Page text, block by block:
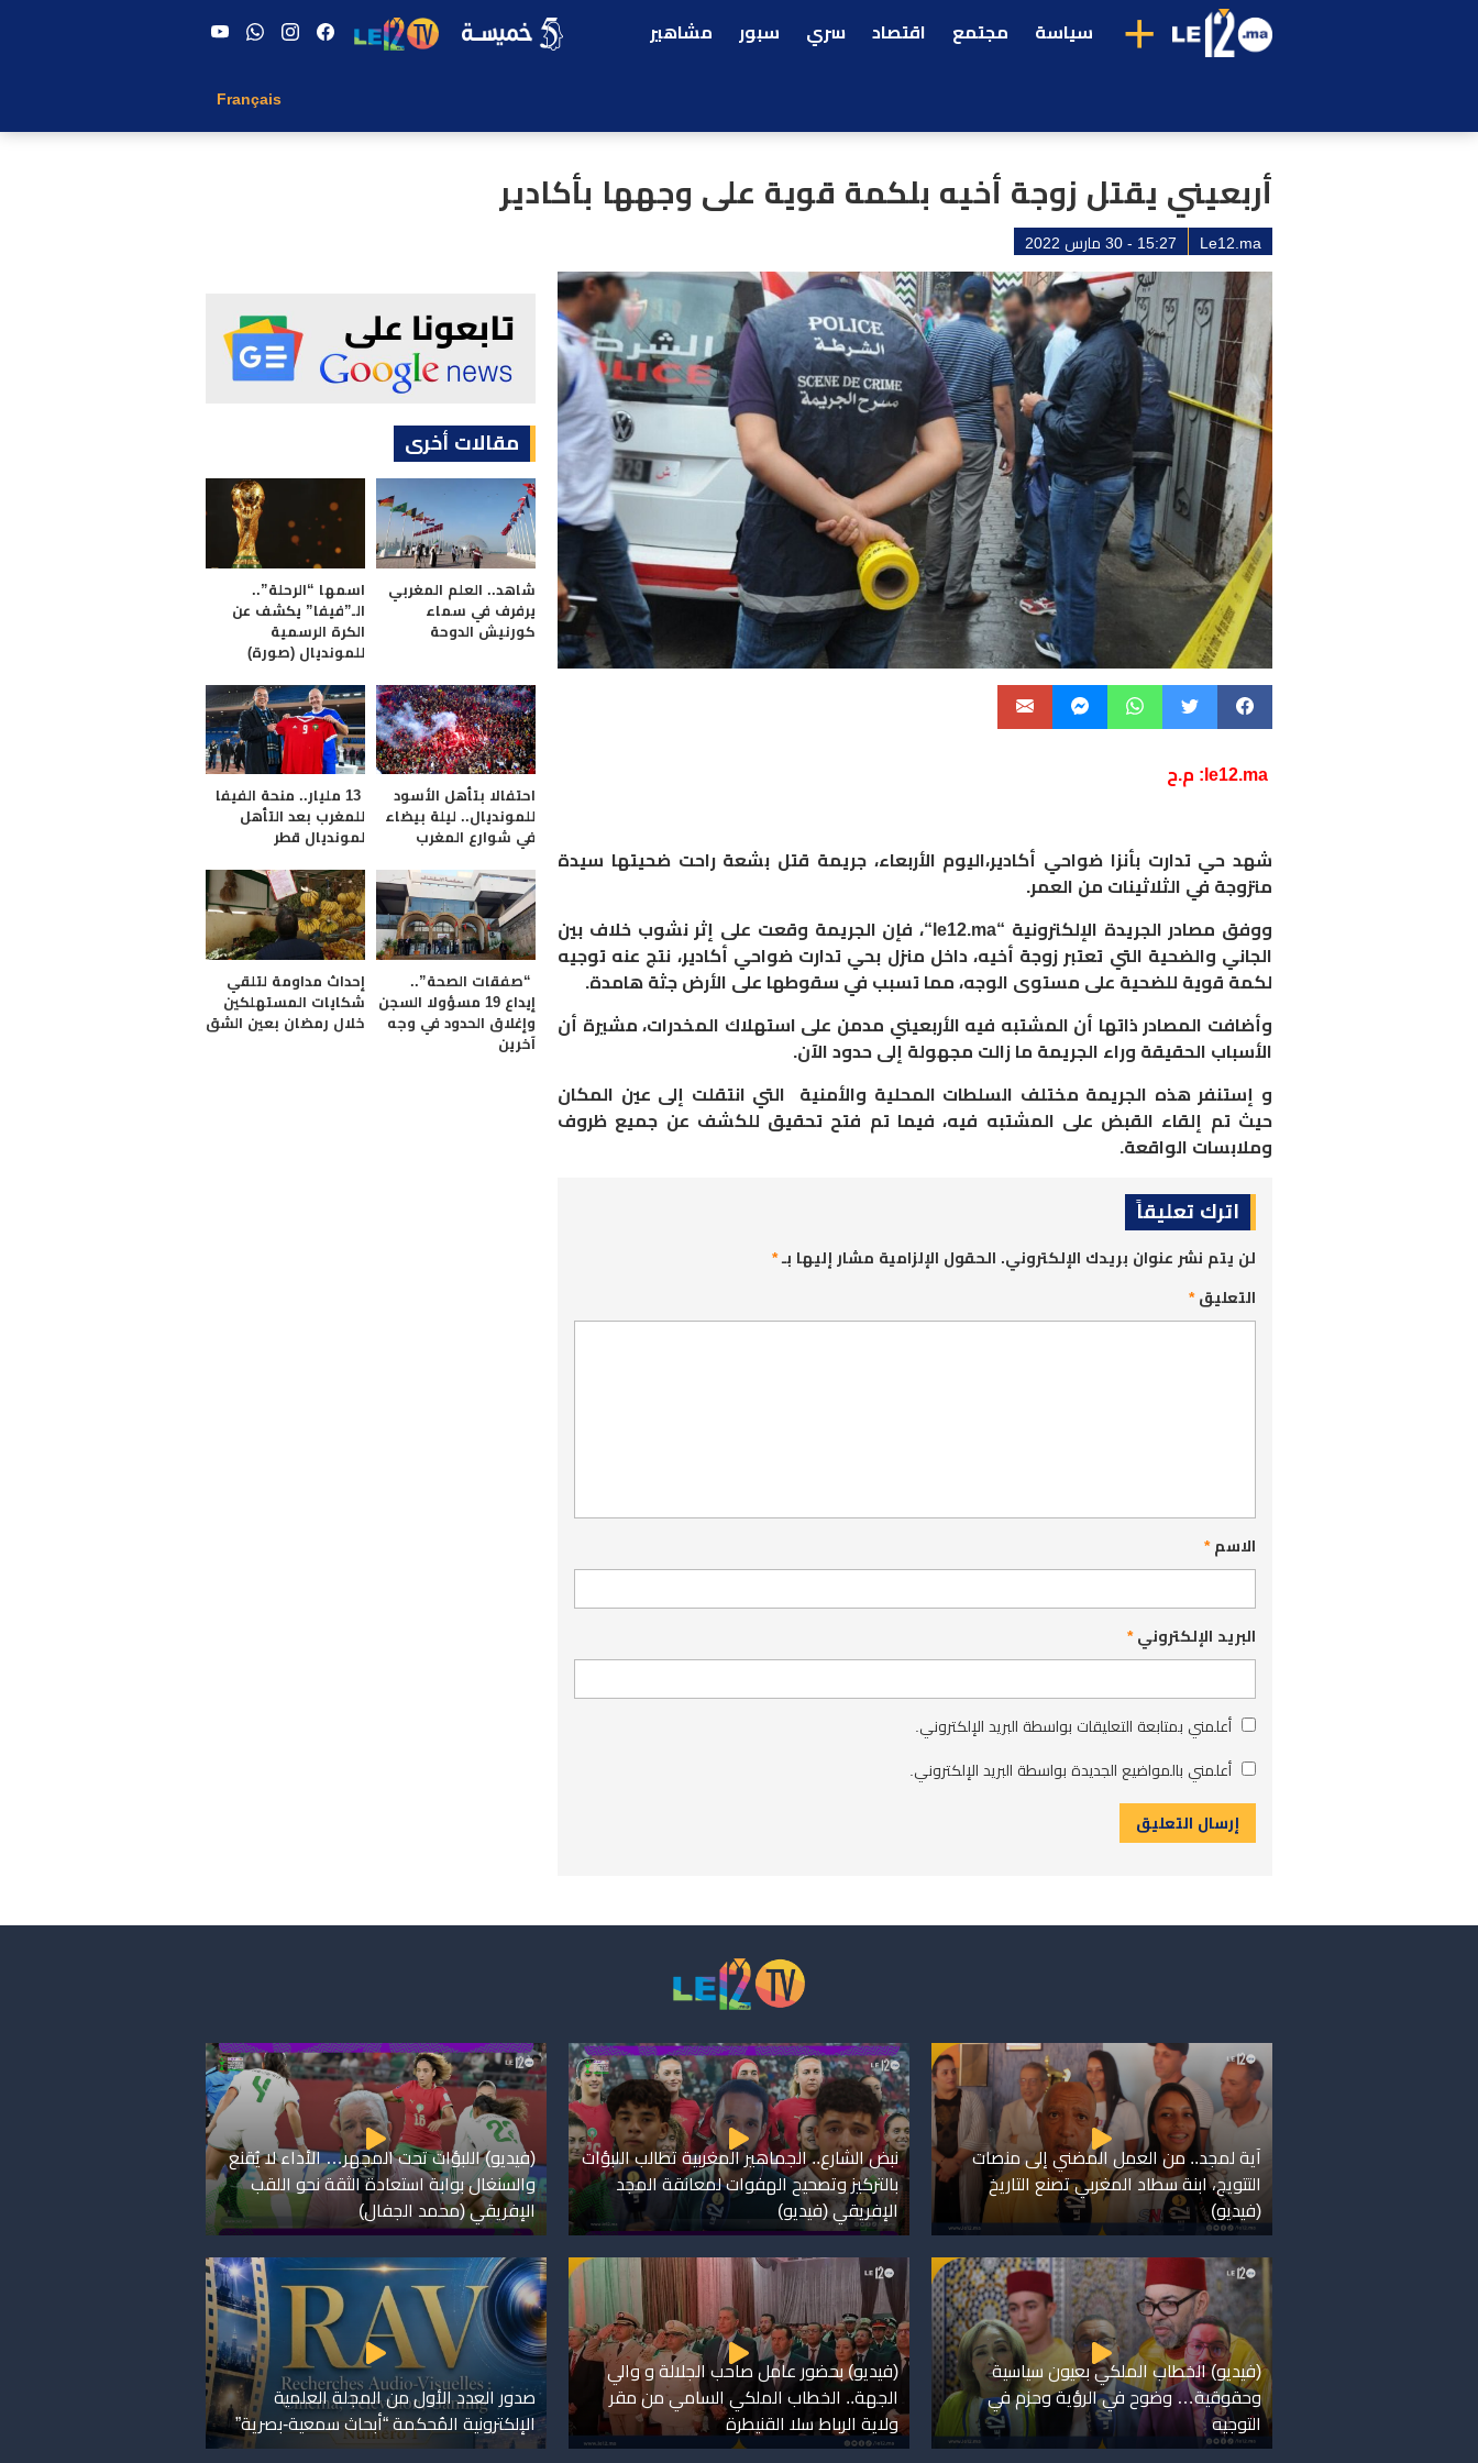
+ سياسة مجتمع اقتصاد سري سبور مشاهير
Français
أربعيني يقتل زوجة أخيه بلكمة قوية على وجهها بأكادير
Le12.ma 15:27 - 30 مارس 2022
شهد حي تدارت بأنزا ضواحي أكادير،اليوم الأربعاء، جريمة قتل بشعة راحت ضحيتها سيدة
متزوجة في الثلاثينات من العمر.
ووفق مصادر الجريدة الإلكترونية “
le12.ma “، فإن الجريمة وقعت على إثر نشوب خلاف بين
الجاني والضحية التي تعتبر زوجة أخيه، داخل منزل بحي تدارت ضواحي أكادير، نتج عنه توجيه
لكمة قوية للضحية على مستوى الوجه، مما تسبب في سقوطها على الأرض جثة هامدة.
وأضافت المصادر ذاتها أن المشتبه فيه الأربعيني مدمن على استهلاك المخدرات، مشيرة أن
الأسباب الحقيقة وراء الجريمة ما زالت مجهولة إلى حدود الآن.
و إستنفر هذه الجريمة مختلف السلطات المحلية والأمنية التي انتقلت إلى عين المكان
حيث تم إلقاء القبض على المشتبه فيه، فيما تم فتح تحقيق للكشف عن جميع ظروف
وملابسات الواقعة.
اترك تعليقاً
لن يتم نشر عنوان بريدك الإلكتروني. الحقول الإلزامية مشار إليها بـ*
التعليق*
الاسم*
البريد الإلكتروني*
أعلمني بمتابعة التعليقات بواسطة البريد الإلكتروني.
أعلمني بالمواضيع الجديدة بواسطة البريد الإلكتروني.
مقالات أخرى
شاهد.. العلم المغربي
يرفرف في سماء
كورنيش الدوحة
اسمها “الرحلة”..
الـ”فيفا” يكشف عن
الكرة الرسمية
للمونديال (صورة)
احتفالا بتأهل الأسود
للمونديال.. ليلة بيضاء
في شوارع المغرب
13 مليار.. منحة الفيفا
للمغرب بعد التأهل
لمونديال قطر
“صفقات الصحة”..
إيداع 19 مسؤولا السجن
وإغلاق الحدود في وجه
آخرين
إحداث مداومة لتلقي
شكايات المستهلكين
خلال رمضان بعين الشق
آية لمجد.. من العمل المضني إلى منصات
التتويج، ابنة سطاد المغربي تصنع التاريخ
(فيديو)
نبض الشارع.. الجماهير المغربية تطالب اللبؤات
بالتركيز وتصحيح الهفوات لمعانقة المجد
الإفريقي (فيديو)
(فيديو) اللبؤات تحت المجهر… الأداء لا يُقنع
والسنغال بوابة استعادة الثقة نحو اللقب
الإفريقي (محمد الجفال)
(فيديو) الخطاب الملكي بعيون سياسية
وحقوقية… وضوح في الرؤية وحزم في
التوجيه
(فيديو) بحضور عامل صاحب الجلالة و والي
الجهة.. الخطاب الملكي السامي من مقر
ولاية الرباط سلا القنيطرة
صدور العدد الأول من المجلة العلمية
الإلكترونية المُحكمة “أبحاث سمعية-بصرية”